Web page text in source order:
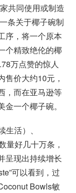
共同使用或制造
条关于椰子碗制
序，将一个原本
个精致绝伦的椰
万点赞的惊人
售价大约10元，
，而在亚马逊等
一个椰子碗。
活）、
量好几十万条，
呈现出持续增长
可以看到，过
Bowls敏